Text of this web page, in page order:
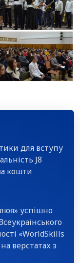
для вступу
J8
кошти
успішно
«WorldSkills
верстатах з